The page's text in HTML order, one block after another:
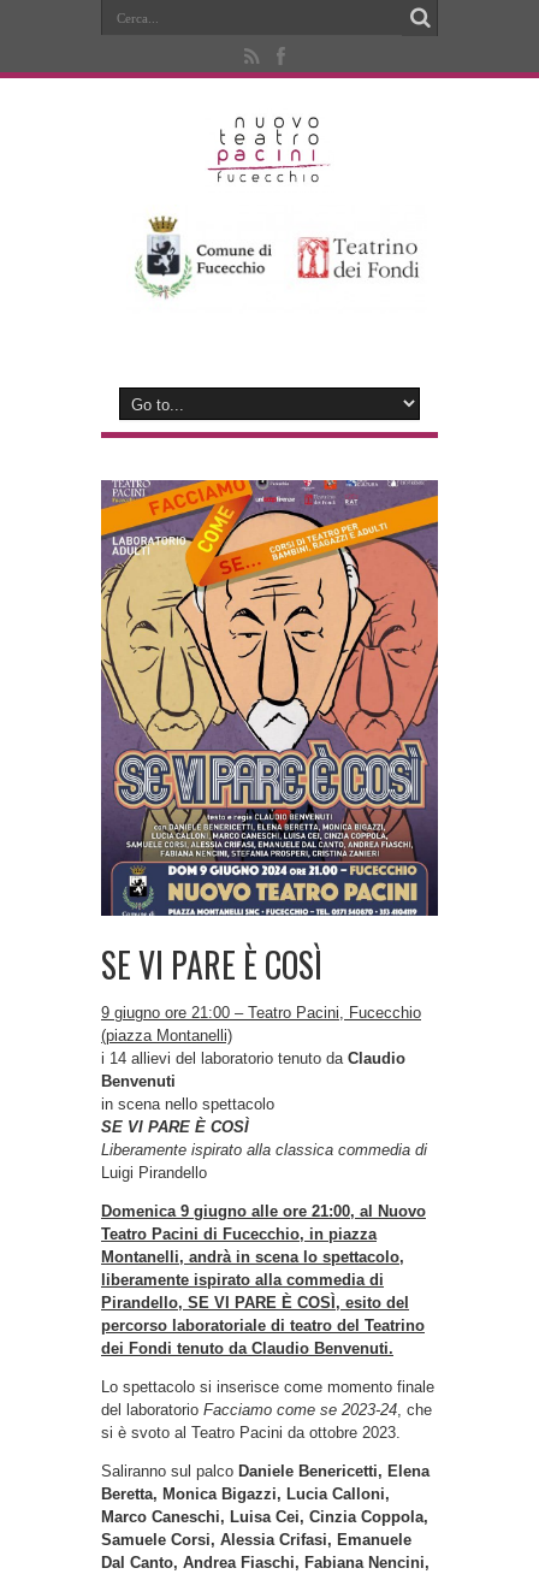
SE VI PARE È COSÌ
9 giugno ore 21:00 – Teatro Pacini, Fucecchio
(piazza Montanelli)
i 14 allievi del laboratorio tenuto da Claudio
Benvenuti
in scena nello spettacolo
SE VI PARE È COSÌ
Liberamente ispirato alla classica commedia di
Luigi Pirandello
Domenica 9 giugno alle ore 21:00, al Nuovo
Teatro Pacini di Fucecchio, in piazza
Montanelli, andrà in scena lo spettacolo,
liberamente ispirato alla commedia di
Pirandello, SE VI PARE È COSÌ, esito del
percorso laboratoriale di teatro del Teatrino
dei Fondi tenuto da Claudio Benvenuti.
Lo spettacolo si inserisce come momento finale
del laboratorio Facciamo come se 2023-24, che
si è svoto al Teatro Pacini da ottobre 2023.
Saliranno sul palco Daniele Benericetti, Elena
Beretta, Monica Bigazzi, Lucia Calloni,
Marco Caneschi, Luisa Cei, Cinzia Coppola,
Samuele Corsi, Alessia Crifasi, Emanuele
Dal Canto, Andrea Fiaschi, Fabiana Nencini,